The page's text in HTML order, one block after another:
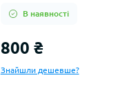
В наявності
800 ₴
Знайшли дешевше?